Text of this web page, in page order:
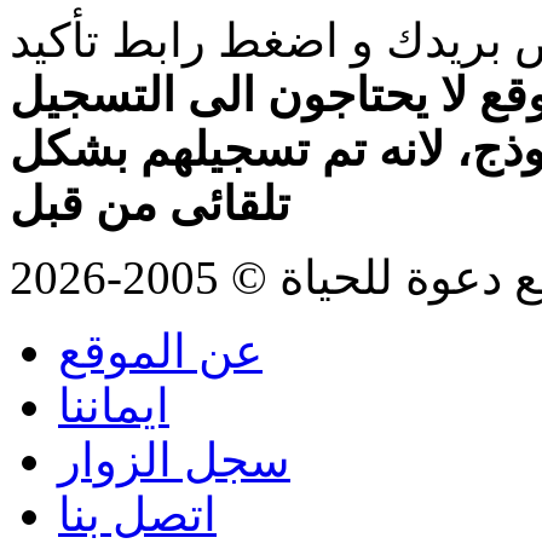
و اضغط رابط تأكيد
لا يحتاجون الى التسجيل
لانه تم تسجيلهم بشكل
تلقائى من قبل
© 2005-2026
عن الموقع
ايماننا
سجل الزوار
اتصل بنا